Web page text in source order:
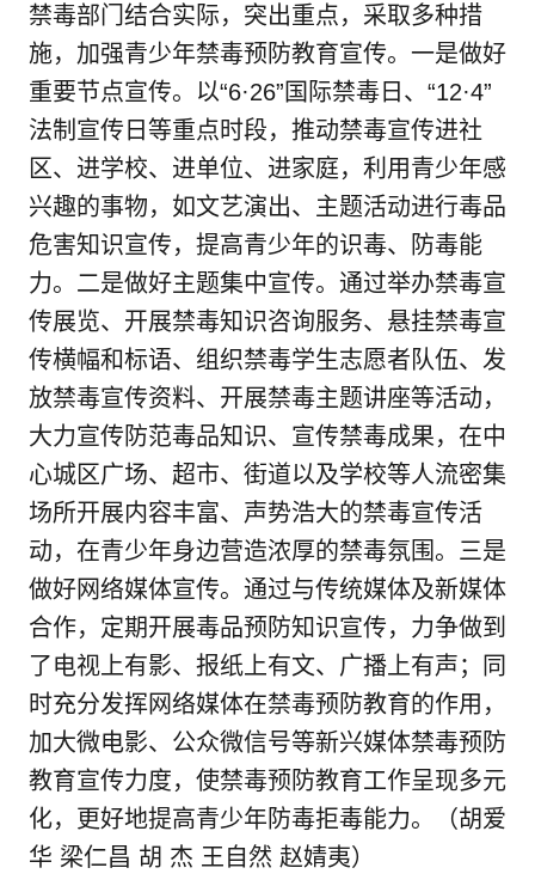
禁毒部门结合实际，突出重点，采取多种措
施，加强青少年禁毒预防教育宣传。一是做好
重要节点宣传。以“6·26”国际禁毒日、“12·4”
法制宣传日等重点时段，推动禁毒宣传进社
区、进学校、进单位、进家庭，利用青少年感
兴趣的事物，如文艺演出、主题活动进行毒品
危害知识宣传，提高青少年的识毒、防毒能
力。二是做好主题集中宣传。通过举办禁毒宣
传展览、开展禁毒知识咨询服务、悬挂禁毒宣
传横幅和标语、组织禁毒学生志愿者队伍、发
放禁毒宣传资料、开展禁毒主题讲座等活动，
大力宣传防范毒品知识、宣传禁毒成果，在中
心城区广场、超市、街道以及学校等人流密集
场所开展内容丰富、声势浩大的禁毒宣传活
动，在青少年身边营造浓厚的禁毒氛围。三是
做好网络媒体宣传。通过与传统媒体及新媒体
合作，定期开展毒品预防知识宣传，力争做到
了电视上有影、报纸上有文、广播上有声；同
时充分发挥网络媒体在禁毒预防教育的作用，
加大微电影、公众微信号等新兴媒体禁毒预防
教育宣传力度，使禁毒预防教育工作呈现多元
化，更好地提高青少年防毒拒毒能力。（胡爱
华 梁仁昌 胡 杰 王自然 赵婧夷）